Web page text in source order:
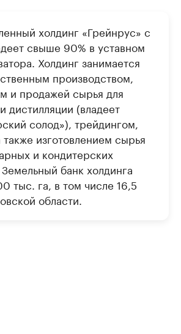
холдинг «Грейнрус» с
свыше 90% в уставном
Холдинг занимается
производством,
и продажей сырья для
дистилляции (владеет
солод»), трейдингом,
также изготовлением сырья
и кондитерских
банк холдинга
тыс. га, в том числе 16,5
области.